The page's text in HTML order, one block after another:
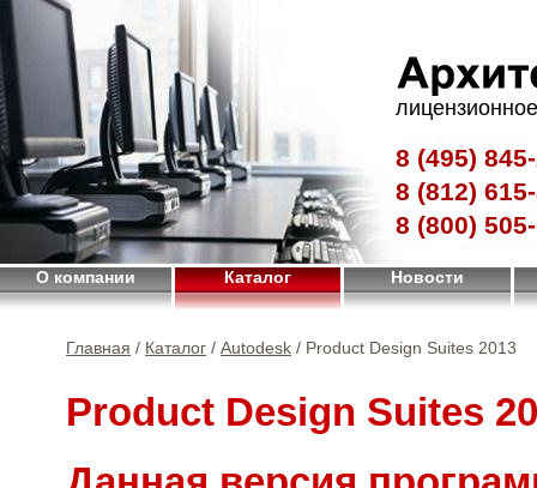
8 (495)
8 (812)
8 (800)
О компании Каталог Новости
Главная / Каталог / Autodesk / Product Design Suites 2013
Product Design Suites